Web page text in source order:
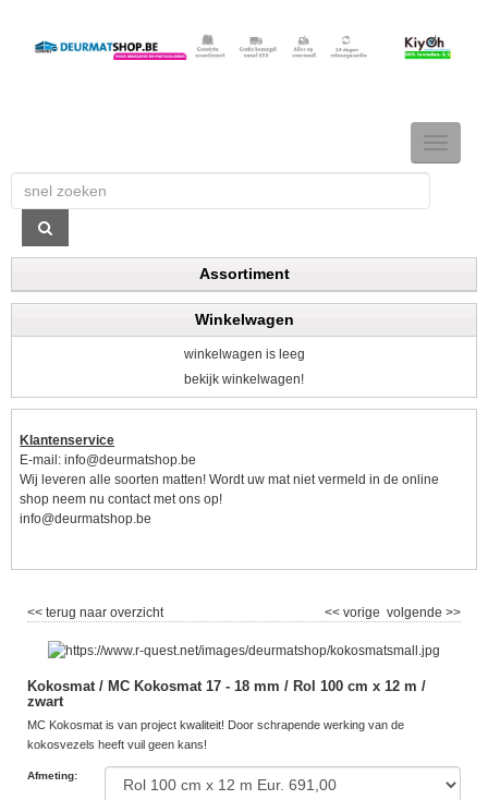
TOGGLE
Assortiment
Winkelwagen
winkelwagen is leeg
bekijk winkelwagen!
Klantenservice
E-mail: info@deurmatshop.be
Wij leveren alle soorten matten! Wordt uw mat niet vermeld in de online
shop neem nu contact met ons op!
info@deurmatshop.be
<< terug naar overzicht volgende >>
<< vorige
Kokosmat / MC Kokosmat 17 - 18 mm / Rol 100 cm x 12 m /
zwart
MC Kokosmat is van project kwaliteit! Door schrapende werking van de
kokosvezels heeft vuil geen kans!
Afmeting: